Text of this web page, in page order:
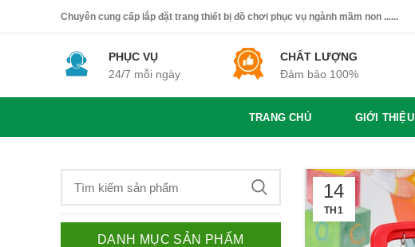
Chuyên cung cấp lắp đặt trang thiết bị đồ chơi phục vụ ngành mầm non ......
PHỤC VỤ
24/7 mỗi ngày
CHẤT LƯỢNG
Đảm bảo 100%
TRANG CHỦ GIỚI THIỆU
14
TH1
DANH MỤC SẢN PHẨM